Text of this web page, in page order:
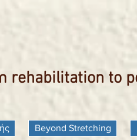
rehabilitation to
Beyond Stretching